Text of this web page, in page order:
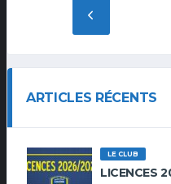
ARTICLES RÉCENTS
LE CLUB
LICENCES